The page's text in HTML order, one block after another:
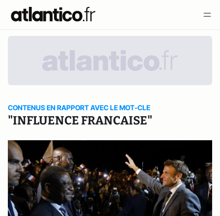
CONTENUS EN RAPPORT AVEC LE MOT-CLE
"INFLUENCE FRANCAISE"